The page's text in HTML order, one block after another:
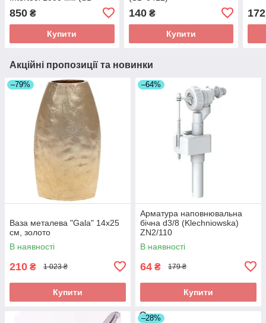
850 ₴
Купити
140₴
Купити
172
Акційні пропозиції та новинки
–79%
Ваза металева "Gala" 14x25
см, золото
В наявності
210 ₴ 1 023 ₴
Купити
–64%
Арматура наповнювальна
бічна d3/8 (Klechniowska)
ZN2/110
В наявності
64 ₴ 179 ₴
Купити
–28%